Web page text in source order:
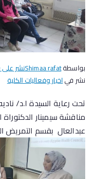
بواسطةShimaa rafatنشر على
نشر فياخبار وفعاليات الكلية
تحت رعاية السيدة ا.د/
مناقشة سيمينار
عبدالعال بقسم التمريض